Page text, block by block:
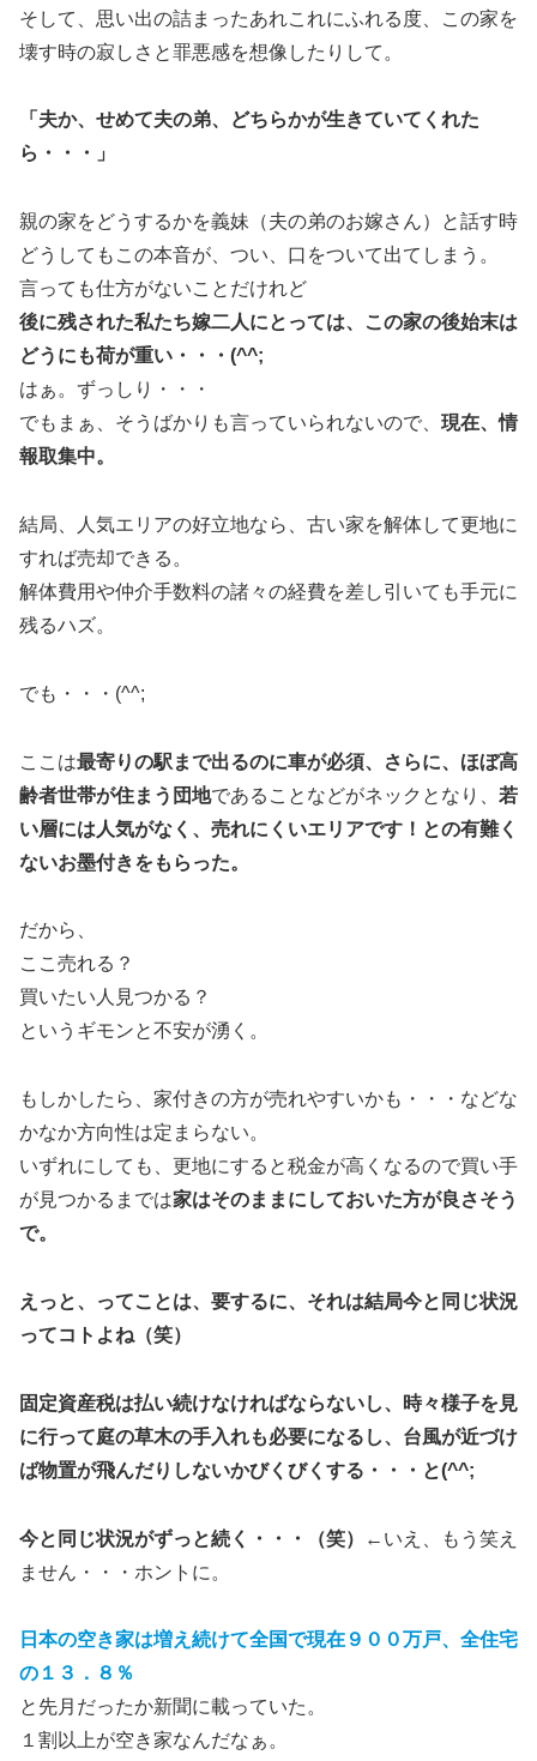
そして、思い出の詰まったあれこれにふれる度、この家を
壊す時の寂しさと罪悪感を想像したりして。
「夫か、せめて夫の弟、どちらかが生きていてくれた
ら・・・」
親の家をどうするかを義妹（夫の弟のお嫁さん）と話す時
どうしてもこの本音が、つい、口をついて出てしまう。
言っても仕方がないことだけれど
後に残された私たち嫁二人にとっては、この家の後始末は
どうにも荷が重い・・・(^^;
はぁ。ずっしり・・・
でもまぁ、そうばかりも言っていられないので、 現在、情
報取集中。
結局、人気エリアの好立地なら、古い家を解体して更地に
すれば売却できる。
解体費用や仲介手数料の諸々の経費を差し引いても手元に
残るハズ。
でも・・・(^^;
ここは最寄りの駅まで出るのに車が必須、さらに、ほぼ高
齢者世帯が住まう団地であることなどがネックとなり、 若
い層には人気がなく、売れにくいエリアです！との有難く
ないお墨付きをもらった。
だから、
ここ売れる？
買いたい人見つかる？
というギモンと不安が湧く。
もしかしたら、家付きの方が売れやすいかも・・・などな
かなか方向性は定まらない。
いずれにしても、更地にすると税金が高くなるので買い手
が見つかるまでは家はそのままにしておいた方が良さそう
で。
えっと、ってことは、要するに、それは結局今と同じ状況
ってコトよね（笑）
固定資産税は払い続けなければならないし、時々様子を見
に行って庭の草木の手入れも必要になるし、台風が近づけ
ば物置が飛んだりしないかびくびくする・・・と(^^;
今と同じ状況がずっと続く・・・（笑）
←いえ、もう笑え
ません・・・ホントに。
日本の空き家は増え続けて全国で現在９００万戸、全住宅
の１３．８％
と先月だったか新聞に載っていた。
１割以上が空き家なんだなぁ。